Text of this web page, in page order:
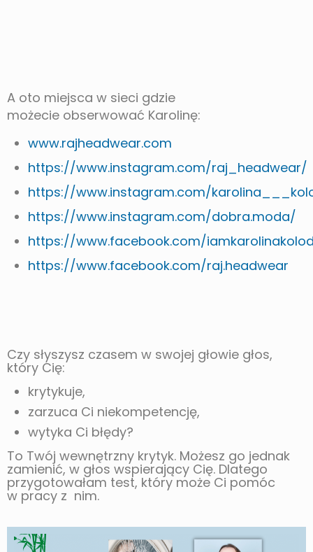
A oto miejsca w sieci gdzie
możecie obserwować Karolinę:
www.rajheadwear.com
https://www.instagram.com/raj_headwear/
https://www.instagram.com/
https://www.instagram.com/dobra.moda/
https://www.facebook.com/
https://www.facebook.com/raj.headwear
Czy słyszysz czasem w swojej głowie głos,
który Cię:
krytykuje,
zarzuca Ci niekompetencję,
wytyka Ci błędy?
To Twój wewnętrzny krytyk. Możesz go jednak
zamienić, w głos wspierający Cię. Dlatego
przygotowałam test, który może Ci pomóc
w pracy z nim.